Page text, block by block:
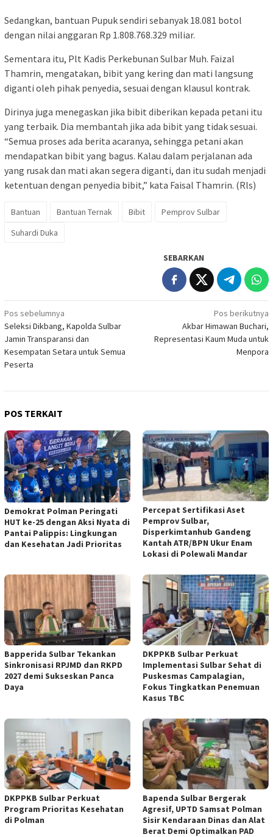
Sedangkan, bantuan Pupuk sendiri sebanyak 18.081 botol
dengan nilai anggaran Rp 1.808.768.329 miliar.
Sementara itu, Plt Kadis Perkebunan Sulbar Muh. Faizal
Thamrin, mengatakan, bibit yang kering dan mati langsung
diganti oleh pihak penyedia, sesuai dengan klausul kontrak.
Dirinya juga menegaskan jika bibit diberikan kepada petani itu
yang terbaik. Dia membantah jika ada bibit yang tidak sesuai.
“Semua proses ada berita acaranya, sehingga petani akan
mendapatkan bibit yang bagus. Kalau dalam perjalanan ada
yang rusak dan mati akan segera diganti, dan itu sudah menjadi
ketentuan dengan penyedia bibit,” kata Faisal Thamrin. (Rls)
Bantuan Bantuan Ternak Bibit
Pemprov Sulbar
Suhardi Duka
SEBARKAN
Navigasi
pos
Pos sebelumnya
Seleksi Dikbang, Kapolda Sulbar
Jamin Transparansi dan
Kesempatan Setara untuk Semua
Peserta
Pos berikutnya
Akbar Himawan Buchari,
Representasi Kaum Muda untuk
Menpora
POS TERKAIT
Demokrat Polman Peringati
HUT ke-25 dengan Aksi Nyata di
Pantai Palippis: Lingkungan
dan Kesehatan Jadi Prioritas
Percepat Sertifikasi Aset
Pemprov Sulbar,
Disperkimtanhub Gandeng
Kantah ATR/BPN Ukur Enam
Lokasi di Polewali Mandar
Bapperida Sulbar Tekankan
Sinkronisasi RPJMD dan RKPD
2027 demi Sukseskan Panca
Daya
DKPPKB Sulbar Perkuat
Implementasi Sulbar Sehat di
Puskesmas Campalagian,
Fokus Tingkatkan Penemuan
Kasus TBC
DKPPKB Sulbar Perkuat
Program Prioritas Kesehatan
di Polman
Bapenda Sulbar Bergerak
Agresif, UPTD Samsat Polman
Sisir Kendaraan Dinas dan Alat
Berat Demi Optimalkan PAD